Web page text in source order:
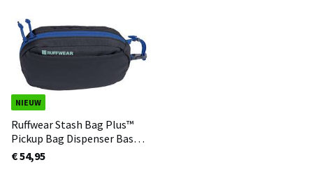
NIEUW
Ruffwear Stash Bag Plus™
Pickup Bag Dispenser Basalt
Grey
€ 54,95